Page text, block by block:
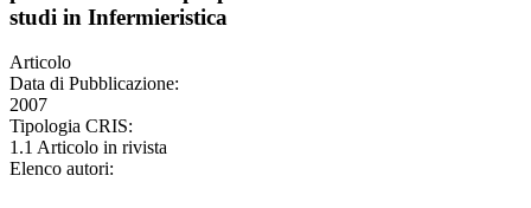
studi in Infermieristica
Articolo
Data di Pubblicazione:
2007
Tipologia CRIS:
1.1 Articolo in rivista
Elenco autori: